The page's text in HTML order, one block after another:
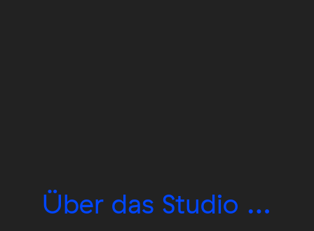
Über das Studio …